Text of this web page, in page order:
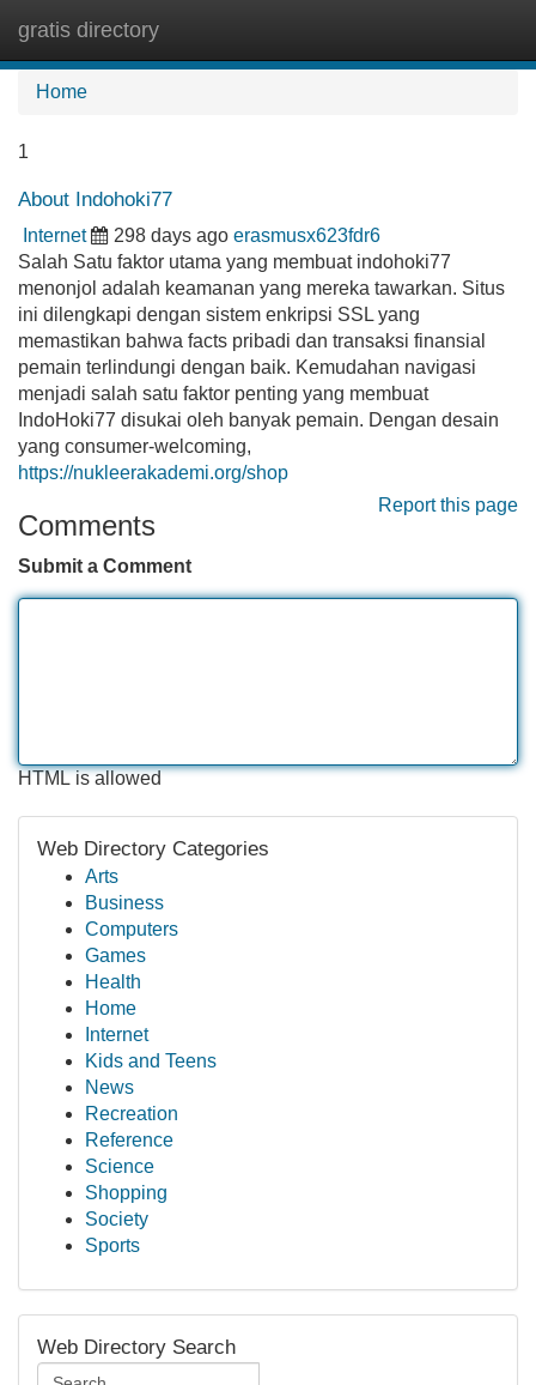
gratis directory
Home
1
About Indohoki77
Internet 298 days ago erasmusx623fdr6
Salah Satu faktor utama yang membuat indohoki77
menonjol adalah keamanan yang mereka tawarkan. Situs
ini dilengkapi dengan sistem enkripsi SSL yang
memastikan bahwa facts pribadi dan transaksi finansial
pemain terlindungi dengan baik. Kemudahan navigasi
menjadi salah satu faktor penting yang membuat
IndoHoki77 disukai oleh banyak pemain. Dengan desain
yang consumer-welcoming,
https://nukleerakademi.org/shop
Report this page
Comments
Submit a Comment
HTML is allowed
Web Directory Categories
Arts
Business
Computers
Games
Health
Home
Internet
Kids and Teens
News
Recreation
Reference
Science
Shopping
Society
Sports
Web Directory Search